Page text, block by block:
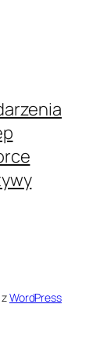
WordPress